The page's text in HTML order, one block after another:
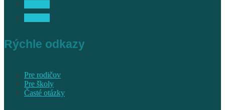
Rýchle odkazy
Pre rodičov
Pre školy
Časté otázky